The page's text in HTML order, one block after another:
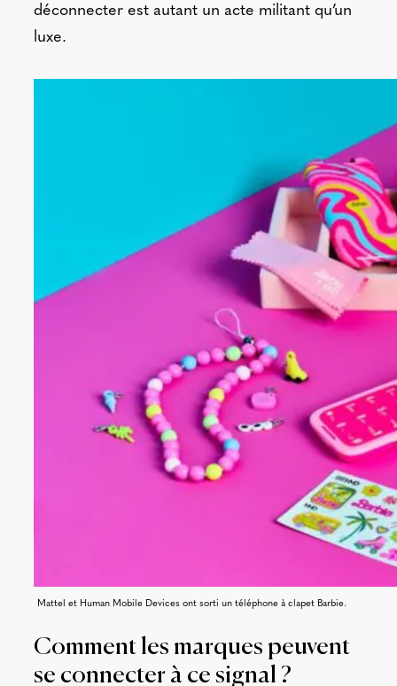
déconnecter est autant un acte militant qu’un
luxe.
Mattel et Human Mobile Devices ont sorti un téléphone à clapet Barbie.
Comment les marques peuvent
se connecter à ce signal ?